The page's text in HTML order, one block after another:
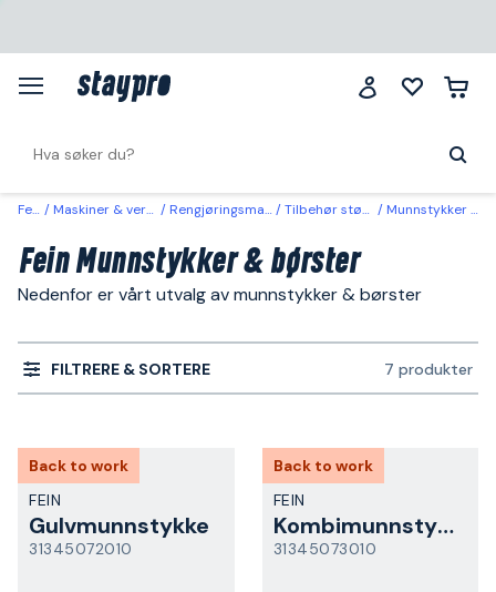
Fein Maskiner & verktøy Rengjøringsmaskiner Tilbehør støvsugere Munnstykker & børster
Fein Munnstykker & børster
Nedenfor er vårt utvalg av munnstykker & børster
FILTRERE & SORTERE 7 produkter
Back to work
FEIN
Gulvmunnstykke
31345072010
Back to work
FEIN
Kombimunnstykke
31345073010